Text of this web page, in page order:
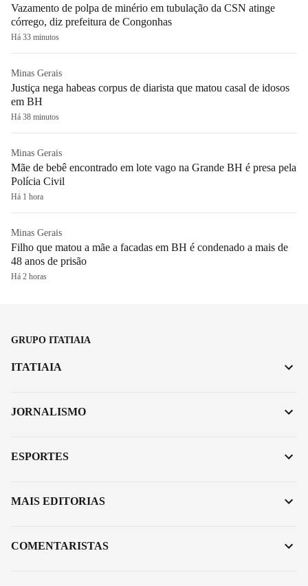
Vazamento de polpa de minério em tubulação da CSN atinge
córrego, diz prefeitura de Congonhas
Há 33 minutos
Minas Gerais
Justiça nega habeas corpus de diarista que matou casal de idosos
em BH
Há 38 minutos
Minas Gerais
Mãe de bebê encontrado em lote vago na Grande BH é presa pela
Polícia Civil
Há 1 hora
Minas Gerais
Filho que matou a mãe a facadas em BH é condenado a mais de
48 anos de prisão
Há 2 horas
GRUPO ITATIAIA
ITATIAIA
JORNALISMO
ESPORTES
MAIS EDITORIAS
COMENTARISTAS